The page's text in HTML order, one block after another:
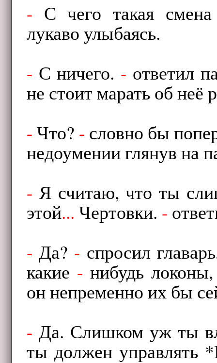
- С чего такая
лукаво улыбаясь.
- С ничего. - ответил
не стоит марать об неё
-Что? - словно бы
недоумении глянув на
- Я считаю, что ты
этой... Чертовки. -
- Да? - спросил
какие - нибудь
он непременно их бы
- Да. Слишком уж ты
ты должен управлять